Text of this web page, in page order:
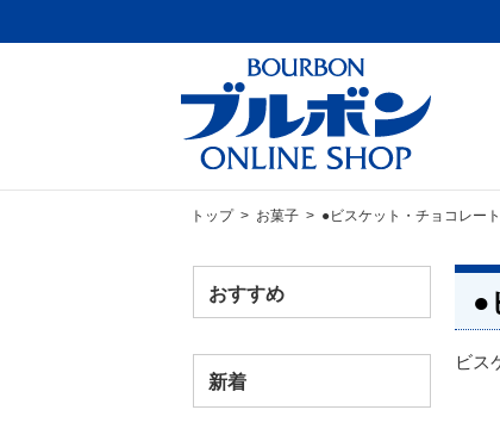
トップ> お菓子> ●ビスケット・チョコレート
おすすめ
新着
●
ビス